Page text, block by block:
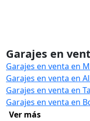
Garajes en
Garajes en venta en
Garajes en venta en
Garajes en venta en
Garajes en venta en
Ver más